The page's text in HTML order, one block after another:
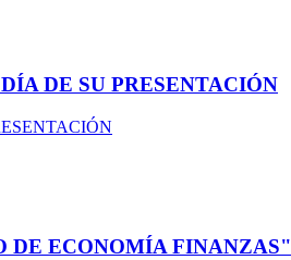
DE SU PRESENTACIÓN
DE ECONOMÍA FINANZAS"